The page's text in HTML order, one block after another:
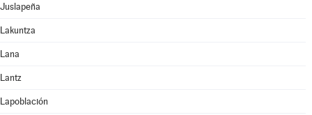
Juslapeña
Lakuntza
Lana
Lantz
Lapoblación